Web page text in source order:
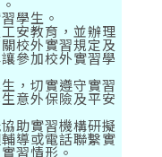
學生。
安教育，並辦理
校外實習規定及
參加校外實習學
，切實遵守實習
意外保險及平安
助實習機構研擬
導或電話聯繫實
習情形。